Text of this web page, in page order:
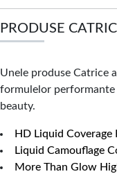
PRODUSE
Unele produse Catrice
formulelor
beauty.
HD Liquid Coverage
Liquid Camouflage
More Than Glow